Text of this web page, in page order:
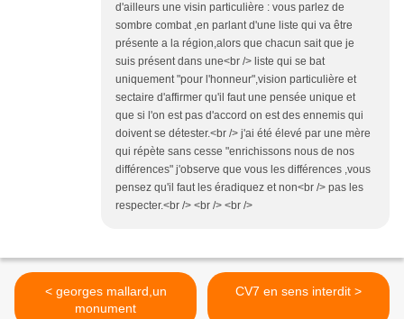
d'ailleurs une visin particulière : vous parlez de
sombre combat ,en parlant d'une liste qui va être
présente a la région,alors que chacun sait que je
suis présent dans une<br /> liste qui se bat
uniquement "pour l'honneur",vision particulière et
sectaire d'affirmer qu'il faut une pensée unique et
que si l'on est pas d'accord on est des ennemis qui
doivent se détester.<br /> j'ai été élevé par une mère
qui répète sans cesse "enrichissons nous de nos
différences" j'observe que vous les différences ,vous
pensez qu'il faut les éradiquez et non<br /> pas les
respecter.<br /> <br /> <br />
< georges mallard,un
monument
CV7 en sens interdit >